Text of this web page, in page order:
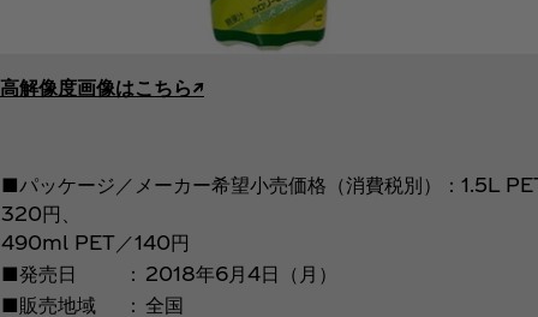
高解像度画像はこちら↗︎
■パッケージ／メーカー希望小売価格（消費税別）：1.5L
320円、
490ml PET／140円
■発売日
： 2018年6月4日（月）
■販売地域
： 全国